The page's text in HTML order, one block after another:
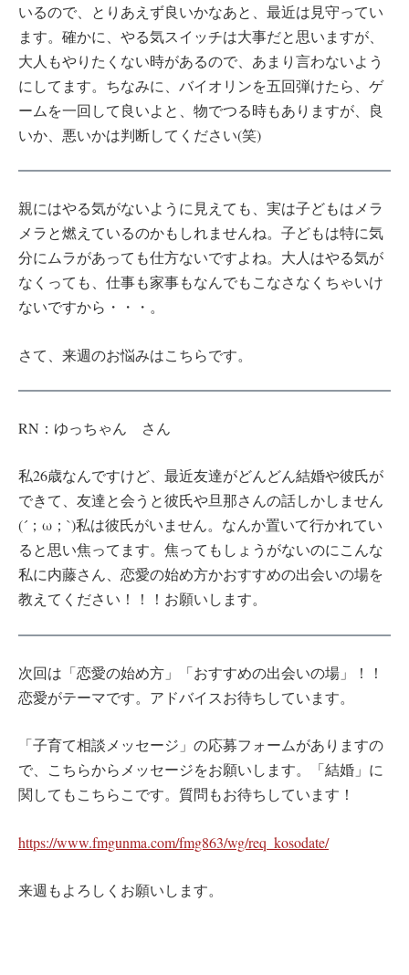
いるので、とりあえず良いかなあと、最近は見守ってい
ます。確かに、やる気スイッチは大事だと思いますが、
大人もやりたくない時があるので、あまり言わないよう
にしてます。ちなみに、バイオリンを五回弾けたら、ゲ
ームを一回して良いよと、物でつる時もありますが、良
いか、悪いかは判断してください(笑)
親にはやる気がないように見えても、実は子どもはメラ
メラと燃えているのかもしれませんね。子どもは特に気
分にムラがあっても仕方ないですよね。大人はやる気が
なくっても、仕事も家事もなんでもこなさなくちゃいけ
ないですから・・・。
さて、来週のお悩みはこちらです。
RN：ゆっちゃん さん
私26歳なんですけど、最近友達がどんどん結婚や彼氏が
できて、友達と会うと彼氏や旦那さんの話しかしません
(´；ω；`)私は彼氏がいません。なんか置いて行かれてい
ると思い焦ってます。焦ってもしょうがないのにこんな
私に内藤さん、恋愛の始め方かおすすめの出会いの場を
教えてください！！！お願いします。
次回は「恋愛の始め方」「おすすめの出会いの場」！！
恋愛がテーマです。アドバイスお待ちしています。
「子育て相談メッセージ」の応募フォームがありますの
で、こちらからメッセージをお願いします。「結婚」に
関してもこちらこです。質問もお待ちしています！
https://www.fmgunma.com/fmg863/wg/req_kosodate/
来週もよろしくお願いします。